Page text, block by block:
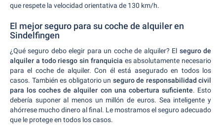
que respete la velocidad orientativa de 130 km/h.
El mejor seguro para su coche de alquiler en
Sindelfingen
¿Qué seguro debo elegir para un coche de alquiler? El seguro de
alquiler a todo riesgo sin franquicia es absolutamente necesario
para el coche de alquiler. Con él está asegurado en todos los
casos. También es obligatorio un seguro de responsabilidad civil
para los coches de alquiler con una cobertura suficiente. Esto
debería suponer al menos un millón de euros. Sea inteligente y
ahórrese mucho dinero al final. Le mostramos el seguro adecuado
que le protege en todos los casos.